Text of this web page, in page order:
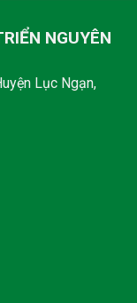
NGUYÊN
Lục Ngạn,